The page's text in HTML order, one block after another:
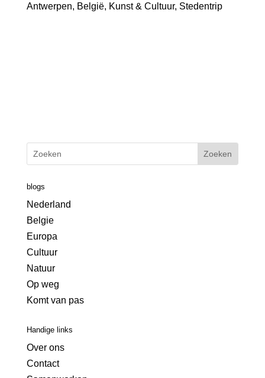
Antwerpen, België, Kunst & Cultuur, Stedentrip
blogs
Nederland
Belgie
Europa
Cultuur
Natuur
Op weg
Komt van pas
Handige links
Over ons
Contact